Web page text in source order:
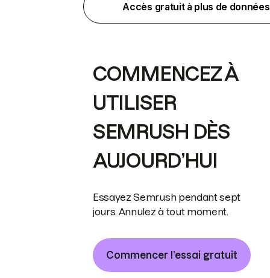
Accès gratuit à plus de données
COMMENCEZ À
UTILISER
SEMRUSH DÈS
AUJOURD’HUI
Essayez Semrush pendant sept
jours. Annulez à tout moment.
Commencer l’essai gratuit